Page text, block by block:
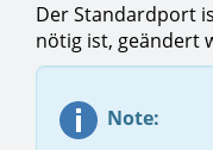
Der Standardport
nötig ist, geändert
Note: